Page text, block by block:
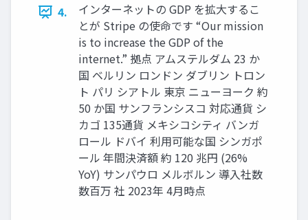
4.
インターネットの GDP を拡大するこ
とが Stripe の使命です “Our mission
is to increase the GDP of the
internet.” 拠点 アムステルダム 23 か
国 ベルリン ロンドン ダブリン トロン
ト パリ シアトル 東京 ニューヨーク 約
50 か国 サンフランシスコ 対応通貨 シ
カゴ 135通貨 メキシコシティ バンガ
ロール ドバイ 利用可能な国 シンガポ
ール 年間決済額 約 120 兆円 (26%
YoY) サンパウロ メルボルン 導入社数
数百万 社 2023年 4月時点